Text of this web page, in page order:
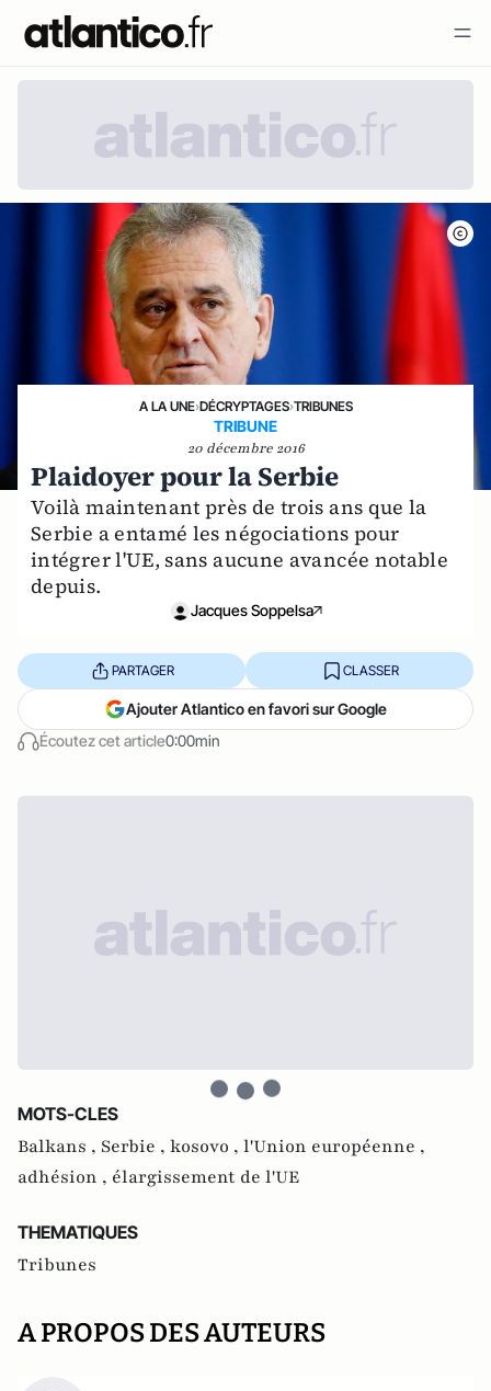
A LA UNE›DÉCRYPTAGES›TRIBUNES
TRIBUNE
20 décembre 2016
Plaidoyer pour la Serbie
Voilà maintenant près de trois ans que la
Serbie a entamé les négociations pour
intégrer l'UE, sans aucune avancée notable
depuis.
Jacques Soppelsa
Écoutez cet article0:00min
PARTAGER CLASSER
Ajouter Atlantico en favori sur Google
MOTS-CLES
Balkans , Serbie , kosovo , l'Union européenne ,
adhésion , élargissement de l'UE
THEMATIQUES
Tribunes
A PROPOS DES AUTEURS